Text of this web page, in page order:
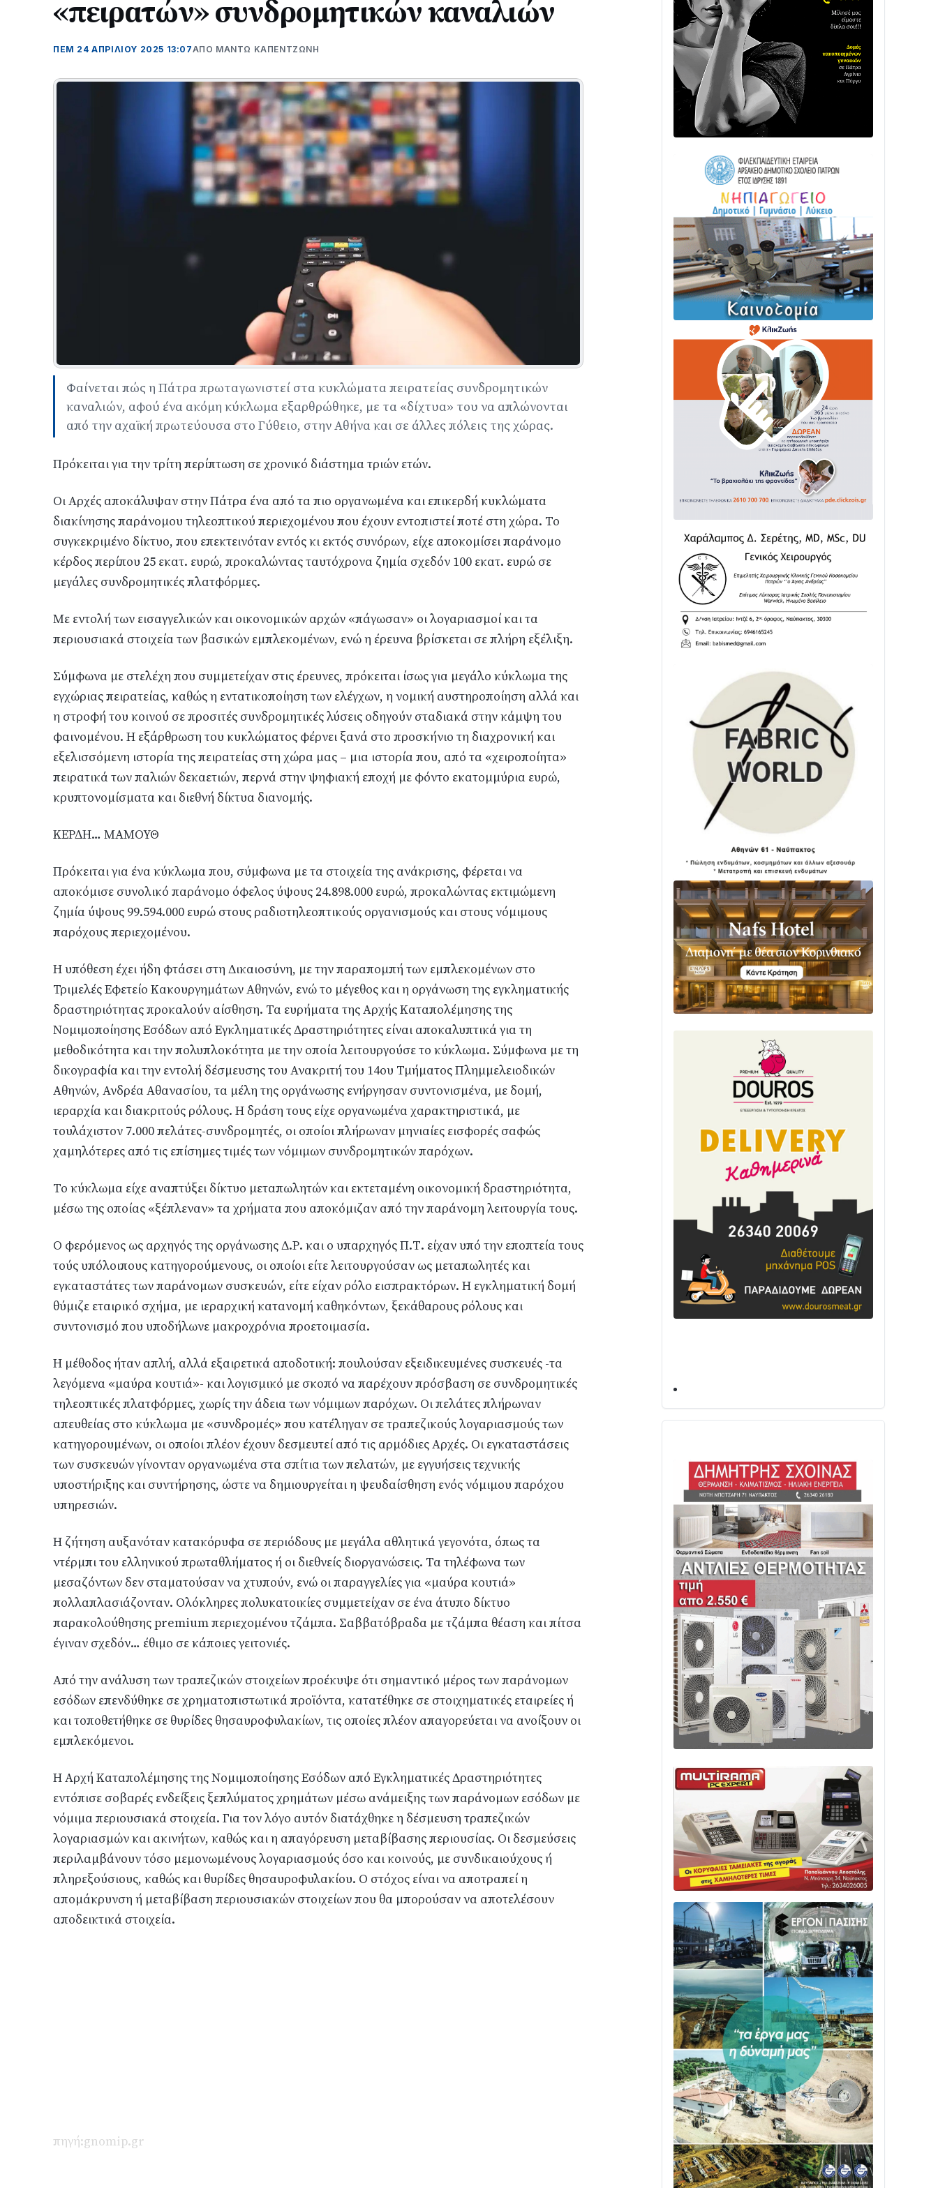
«πειρατών» συνδρομητικών καναλιών
ΠΕΜ 24 ΑΠΡΙΛΊΟΥ 2025 13:07ΑΠΌ ΜΑΝΤΩ ΚΑΠΕΝΤΖΩΝΗ
Φαίνεται πώς η Πάτρα πρωταγωνιστεί στα κυκλώματα πειρατείας συνδρομητικών
καναλιών, αφού ένα ακόμη κύκλωμα εξαρθρώθηκε, με τα «δίχτυα» του να απλώνονται
από την αχαϊκή πρωτεύουσα στο Γύθειο, στην Αθήνα και σε άλλες πόλεις της χώρας.
Πρόκειται για την τρίτη περίπτωση σε χρονικό διάστημα τριών ετών.
Οι Αρχές αποκάλυψαν στην Πάτρα ένα από τα πιο οργανωμένα και επικερδή κυκλώματα
διακίνησης παράνομου τηλεοπτικού περιεχομένου που έχουν εντοπιστεί ποτέ στη χώρα. Το
συγκεκριμένο δίκτυο, που επεκτεινόταν εντός κι εκτός συνόρων, είχε αποκομίσει παράνομο
κέρδος περίπου 25 εκατ. ευρώ, προκαλώντας ταυτόχρονα ζημία σχεδόν 100 εκατ. ευρώ σε
μεγάλες συνδρομητικές πλατφόρμες.
Με εντολή των εισαγγελικών και οικονομικών αρχών «πάγωσαν» οι λογαριασμοί και τα
περιουσιακά στοιχεία των βασικών εμπλεκομένων, ενώ η έρευνα βρίσκεται σε πλήρη εξέλιξη.
Σύμφωνα με στελέχη που συμμετείχαν στις έρευνες, πρόκειται ίσως για μεγάλο κύκλωμα της
εγχώριας πειρατείας, καθώς η εντατικοποίηση των ελέγχων, η νομική αυστηροποίηση αλλά και
η στροφή του κοινού σε προσιτές συνδρομητικές λύσεις οδηγούν σταδιακά στην κάμψη του
φαινομένου. Η εξάρθρωση του κυκλώματος φέρνει ξανά στο προσκήνιο τη διαχρονική και
εξελισσόμενη ιστορία της πειρατείας στη χώρα μας – μια ιστορία που, από τα «χειροποίητα»
πειρατικά των παλιών δεκαετιών, περνά στην ψηφιακή εποχή με φόντο εκατομμύρια ευρώ,
κρυπτονομίσματα και διεθνή δίκτυα διανομής.
ΚΕΡΔΗ… ΜΑΜΟΥΘ
Πρόκειται για ένα κύκλωμα που, σύμφωνα με τα στοιχεία της ανάκρισης, φέρεται να
αποκόμισε συνολικό παράνομο όφελος ύψους 24.898.000 ευρώ, προκαλώντας εκτιμώμενη
ζημία ύψους 99.594.000 ευρώ στους ραδιοτηλεοπτικούς οργανισμούς και στους νόμιμους
παρόχους περιεχομένου.
Η υπόθεση έχει ήδη φτάσει στη Δικαιοσύνη, με την παραπομπή των εμπλεκομένων στο
Τριμελές Εφετείο Κακουργημάτων Αθηνών, ενώ το μέγεθος και η οργάνωση της εγκληματικής
δραστηριότητας προκαλούν αίσθηση. Τα ευρήματα της Αρχής Καταπολέμησης της
Νομιμοποίησης Εσόδων από Εγκληματικές Δραστηριότητες είναι αποκαλυπτικά για τη
μεθοδικότητα και την πολυπλοκότητα με την οποία λειτουργούσε το κύκλωμα. Σύμφωνα με τη
δικογραφία και την εντολή δέσμευσης του Ανακριτή του 14ου Τμήματος Πλημμελειοδικών
Αθηνών, Ανδρέα Αθανασίου, τα μέλη της οργάνωσης ενήργησαν συντονισμένα, με δομή,
ιεραρχία και διακριτούς ρόλους. Η δράση τους είχε οργανωμένα χαρακτηριστικά, με
τουλάχιστον 7.000 πελάτες-συνδρομητές, οι οποίοι πλήρωναν μηνιαίες εισφορές σαφώς
χαμηλότερες από τις επίσημες τιμές των νόμιμων συνδρομητικών παρόχων.
Το κύκλωμα είχε αναπτύξει δίκτυο μεταπωλητών και εκτεταμένη οικονομική δραστηριότητα,
μέσω της οποίας «ξέπλεναν» τα χρήματα που αποκόμιζαν από την παράνομη λειτουργία τους.
Ο φερόμενος ως αρχηγός της οργάνωσης Δ.Ρ. και ο υπαρχηγός Π.Τ. είχαν υπό την εποπτεία τους
τούς υπόλοιπους κατηγορούμενους, οι οποίοι είτε λειτουργούσαν ως μεταπωλητές και
εγκαταστάτες των παράνομων συσκευών, είτε είχαν ρόλο εισπρακτόρων. Η εγκληματική δομή
θύμιζε εταιρικό σχήμα, με ιεραρχική κατανομή καθηκόντων, ξεκάθαρους ρόλους και
συντονισμό που υποδήλωνε μακροχρόνια προετοιμασία.
Η μέθοδος ήταν απλή, αλλά εξαιρετικά αποδοτική: πουλούσαν εξειδικευμένες συσκευές -τα
λεγόμενα «μαύρα κουτιά»- και λογισμικό με σκοπό να παρέχουν πρόσβαση σε συνδρομητικές
τηλεοπτικές πλατφόρμες, χωρίς την άδεια των νόμιμων παρόχων. Οι πελάτες πλήρωναν
απευθείας στο κύκλωμα με «συνδρομές» που κατέληγαν σε τραπεζικούς λογαριασμούς των
κατηγορουμένων, οι οποίοι πλέον έχουν δεσμευτεί από τις αρμόδιες Αρχές. Οι εγκαταστάσεις
των συσκευών γίνονταν οργανωμένα στα σπίτια των πελατών, με εγγυήσεις τεχνικής
υποστήριξης και συντήρησης, ώστε να δημιουργείται η ψευδαίσθηση ενός νόμιμου παρόχου
υπηρεσιών.
Η ζήτηση αυξανόταν κατακόρυφα σε περιόδους με μεγάλα αθλητικά γεγονότα, όπως τα
ντέρμπι του ελληνικού πρωταθλήματος ή οι διεθνείς διοργανώσεις. Τα τηλέφωνα των
μεσαζόντων δεν σταματούσαν να χτυπούν, ενώ οι παραγγελίες για «μαύρα κουτιά»
πολλαπλασιάζονταν. Ολόκληρες πολυκατοικίες συμμετείχαν σε ένα άτυπο δίκτυο
παρακολούθησης premium περιεχομένου τζάμπα. Σαββατόβραδα με τζάμπα θέαση και πίτσα
έγιναν σχεδόν… έθιμο σε κάποιες γειτονιές.
Από την ανάλυση των τραπεζικών στοιχείων προέκυψε ότι σημαντικό μέρος των παράνομων
εσόδων επενδύθηκε σε χρηματοπιστωτικά προϊόντα, κατατέθηκε σε στοιχηματικές εταιρείες ή
και τοποθετήθηκε σε θυρίδες θησαυροφυλακίων, τις οποίες πλέον απαγορεύεται να ανοίξουν οι
εμπλεκόμενοι.
Η Αρχή Καταπολέμησης της Νομιμοποίησης Εσόδων από Εγκληματικές Δραστηριότητες
εντόπισε σοβαρές ενδείξεις ξεπλύματος χρημάτων μέσω ανάμειξης των παράνομων εσόδων με
νόμιμα περιουσιακά στοιχεία. Για τον λόγο αυτόν διατάχθηκε η δέσμευση τραπεζικών
λογαριασμών και ακινήτων, καθώς και η απαγόρευση μεταβίβασης περιουσίας. Οι δεσμεύσεις
περιλαμβάνουν τόσο μεμονωμένους λογαριασμούς όσο και κοινούς, με συνδικαιούχους ή
πληρεξούσιους, καθώς και θυρίδες θησαυροφυλακίου. Ο στόχος είναι να αποτραπεί η
απομάκρυνση ή μεταβίβαση περιουσιακών στοιχείων που θα μπορούσαν να αποτελέσουν
αποδεικτικά στοιχεία.
πηγή:gnomip.gr